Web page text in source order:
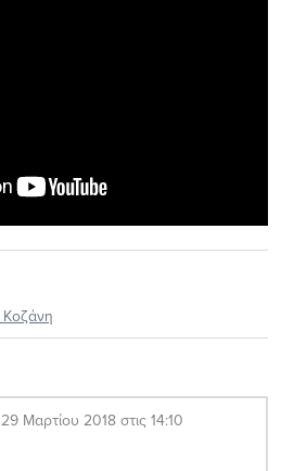
Κοζάνη
29 Μαρτίου 2018 στις 14:10